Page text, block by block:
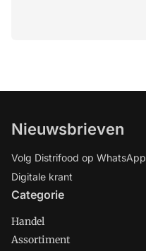
Nieuwsbrieven
Volg Distrifood op WhatsApp
Digitale krant
Categorie
Handel
Assortiment